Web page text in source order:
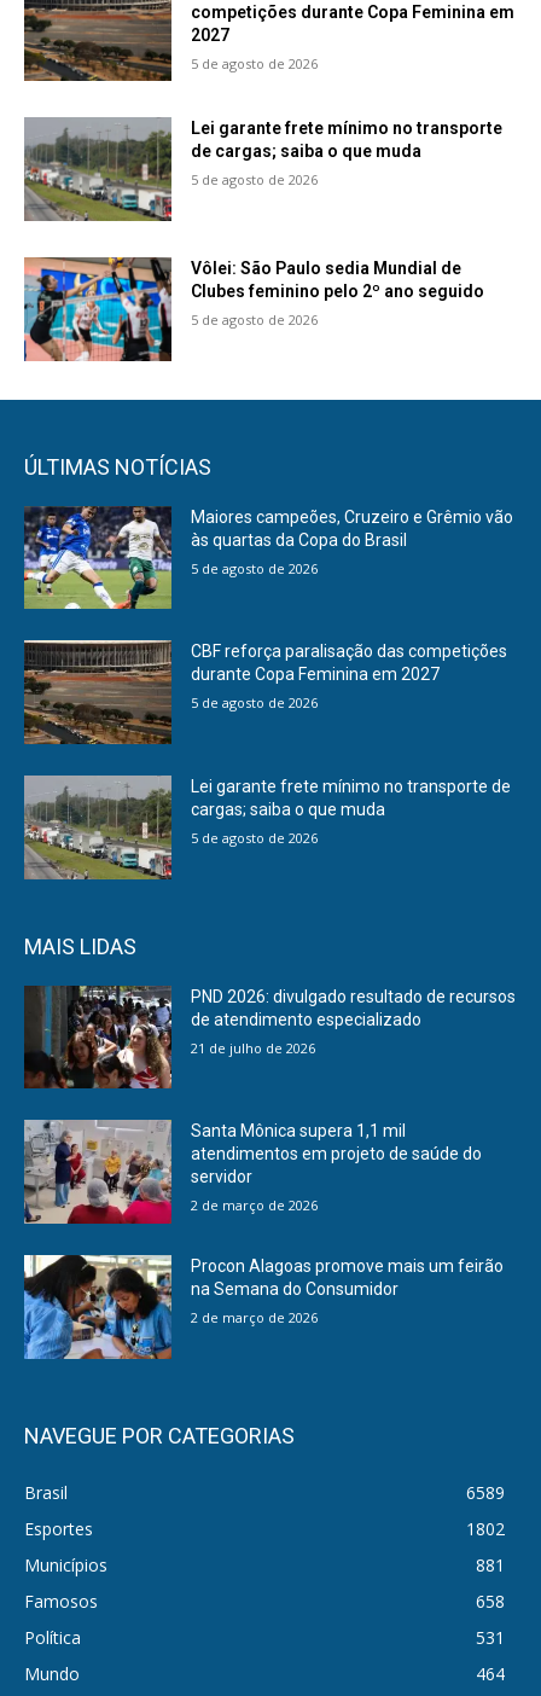
competições durante Copa Feminina em
2027
5 de agosto de 2026
Lei garante frete mínimo no transporte
de cargas; saiba o que muda
5 de agosto de 2026
Vôlei: São Paulo sedia Mundial de
Clubes feminino pelo 2º ano seguido
5 de agosto de 2026
ÚLTIMAS NOTÍCIAS
Maiores campeões, Cruzeiro e Grêmio vão
às quartas da Copa do Brasil
5 de agosto de 2026
CBF reforça paralisação das competições
durante Copa Feminina em 2027
5 de agosto de 2026
Lei garante frete mínimo no transporte de
cargas; saiba o que muda
5 de agosto de 2026
MAIS LIDAS
PND 2026: divulgado resultado de recursos
de atendimento especializado
21 de julho de 2026
Santa Mônica supera 1,1 mil
atendimentos em projeto de saúde do
servidor
2 de março de 2026
Procon Alagoas promove mais um feirão
na Semana do Consumidor
2 de março de 2026
NAVEGUE POR CATEGORIAS
Brasil
6589
Esportes
1802
Municípios
881
Famosos
658
Política
531
Mundo
464